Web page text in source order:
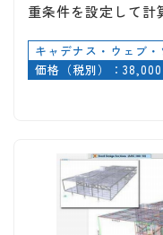
重条件を設定して計
キャデナス・ウェブ
価格（税別）：